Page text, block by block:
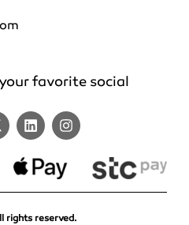
favorite social
rights reserved.